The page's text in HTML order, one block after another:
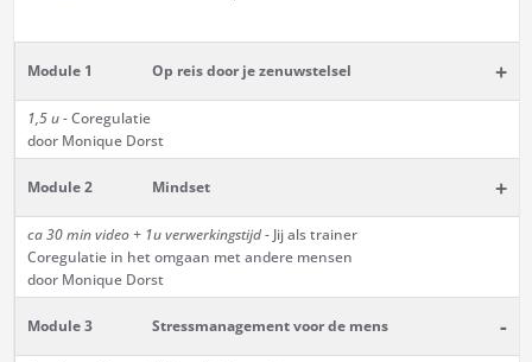
Module 1 Op reis door je zenuwstelsel +
1,5 u -Coregulatie
door Monique Dorst
Module 2 Mindset +
ca 30 min video + 1u verwerkingstijd- Jij als trainer
Coregulatie in het omgaan met andere mensen
door Monique Dorst
Module 3 Stressmanagement voor de mens -